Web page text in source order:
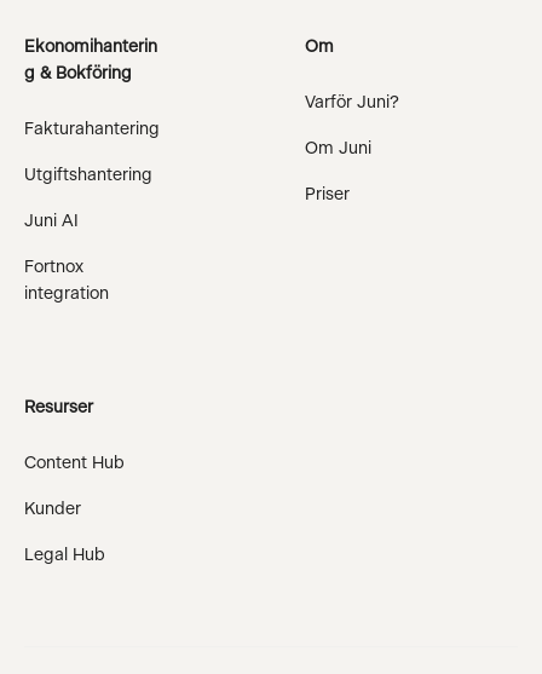
Ekonomihanterin
g & Bokföring
Fakturahantering
Utgiftshantering
Juni AI
Fortnox
integration
Om
Varför Juni?
Om Juni
Priser
Resurser
Content Hub
Kunder
Legal Hub